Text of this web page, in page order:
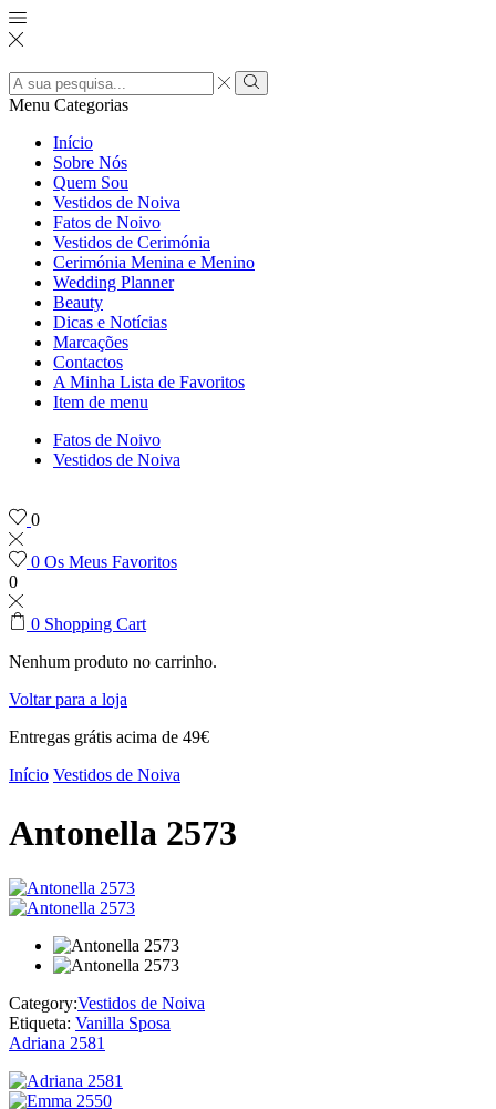
Search
input
Pesquisar
Menu Categorias
Início
Sobre Nós
Quem Sou
Vestidos de Noiva
Fatos de Noivo
Vestidos de Cerimónia
Cerimónia Menina e Menino
Wedding Planner
Beauty
Dicas e Notícias
Marcações
Contactos
A Minha Lista de Favoritos
Item de menu
Fatos de Noivo
Vestidos de Noiva
0
0 Os Meus Favoritos
0
0 Shopping Cart
Nenhum produto no carrinho.
Voltar para a loja
Entregas grátis acima de 49€
Início Vestidos de Noiva
Antonella 2573
Category:Vestidos de Noiva
Etiqueta: Vanilla Sposa
Adriana 2581